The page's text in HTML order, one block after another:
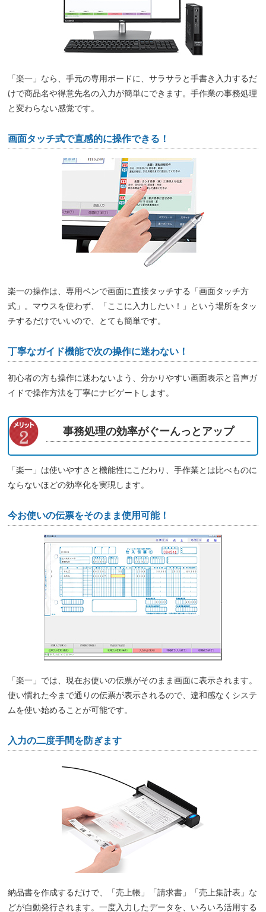
「楽一」なら、手元の専用ボードに、サラサラと手書き入力するだ
けで商品名や得意先名の入力が簡単にできます。手作業の事務処理
と変わらない感覚です。
画面タッチ式で直感的に操作できる！
楽一の操作は、専用ペンで画面に直接タッチする「画面タッチ方
式」。マウスを使わず、「ここに入力したい！」という場所をタッ
チするだけでいいので、とても簡単です。
丁寧なガイド機能で次の操作に迷わない！
初心者の方も操作に迷わないよう、分かりやすい画面表示と音声ガ
イドで操作方法を丁寧にナビゲートします。
事務処理の効率がぐーんっとアップ
「楽一」は使いやすさと機能性にこだわり、手作業とは比べものに
ならないほどの効率化を実現します。
今お使いの伝票をそのまま使用可能！
「楽一」では、現在お使いの伝票がそのまま画面に表示されます。
使い慣れた今まで通りの伝票が表示されるので、違和感なくシステ
ムを使い始めることが可能です。
入力の二度手間を防ぎます
納品書を作成するだけで、「売上帳」「請求書」「売上集計表」な
どが自動発行されます。一度入力したデータを、いろいろ活用する